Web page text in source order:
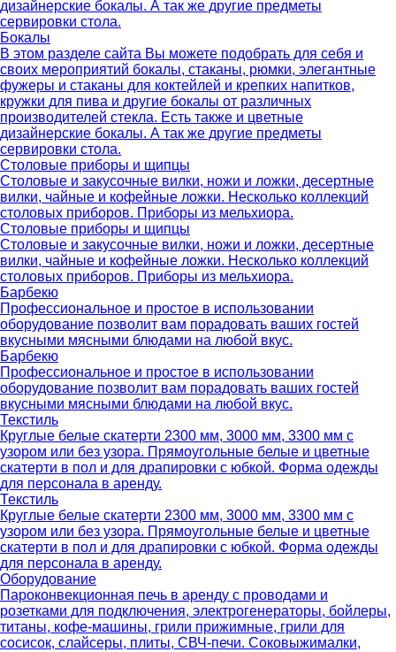
дизайнерские бокалы. А так же другие предметы
сервировки стола.
Бокалы
В этом разделе сайта Вы можете подобрать для себя и
своих мероприятий бокалы, стаканы, рюмки, элегантные
фужеры и стаканы для коктейлей и крепких напитков,
кружки для пива и другие бокалы от различных
производителей стекла. Есть также и цветные
дизайнерские бокалы. А так же другие предметы
сервировки стола.
Столовые приборы и щипцы
Столовые и закусочные вилки, ножи и ложки, десертные
вилки, чайные и кофейные ложки. Несколько коллекций
столовых приборов. Приборы из мельхиора.
Столовые приборы и щипцы
Столовые и закусочные вилки, ножи и ложки, десертные
вилки, чайные и кофейные ложки. Несколько коллекций
столовых приборов. Приборы из мельхиора.
Барбекю
Профессиональное и простое в использовании
оборудование позволит вам порадовать ваших гостей
вкусными мясными блюдами на любой вкус.
Барбекю
Профессиональное и простое в использовании
оборудование позволит вам порадовать ваших гостей
вкусными мясными блюдами на любой вкус.
Текстиль
Круглые белые скатерти 2300 мм, 3000 мм, 3300 мм с
узором или без узора. Прямоугольные белые и цветные
скатерти в пол и для драпировки с юбкой. Форма одежды
для персонала в аренду.
Текстиль
Круглые белые скатерти 2300 мм, 3000 мм, 3300 мм с
узором или без узора. Прямоугольные белые и цветные
скатерти в пол и для драпировки с юбкой. Форма одежды
для персонала в аренду.
Оборудование
Пароконвекционная печь в аренду с проводами и
розетками для подключения, электрогенераторы, бойлеры,
титаны, кофе-машины, грили прижимные, грили для
сосисок, слайсеры, плиты, СВЧ-печи. Соковыжималки,